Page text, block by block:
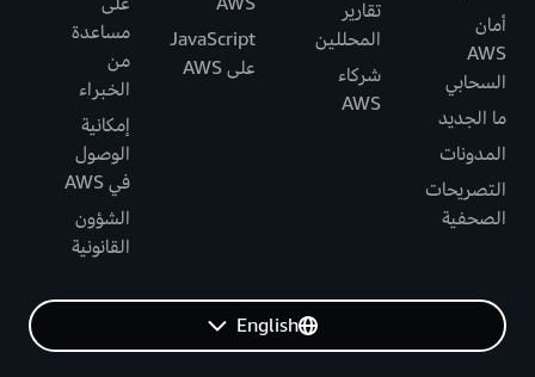
أمان
AWS
السحابي
ما الجديد
المدونات
التصريحات
الصحفية
تقارير
المحللين
شركاء
AWS
JavaScript
على AWS
مساعدة
من
الخبراء
إمكانية
الوصول
في AWS
الشؤون
القانونية
English